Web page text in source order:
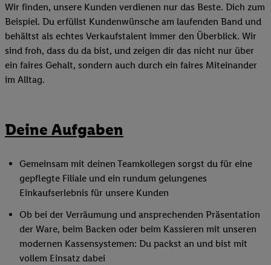
Wir finden, unsere Kunden verdienen nur das Beste. Dich zum
Beispiel. Du erfüllst Kundenwünsche am laufenden Band und
behältst als echtes Verkaufstalent immer den Überblick. Wir
sind froh, dass du da bist, und zeigen dir das nicht nur über
ein faires Gehalt, sondern auch durch ein faires Miteinander
im Alltag.
Deine Aufgaben
Gemeinsam mit deinen Teamkollegen sorgst du für eine
gepflegte Filiale und ein rundum gelungenes
Einkaufserlebnis für unsere Kunden
Ob bei der Verräumung und ansprechenden Präsentation
der Ware, beim Backen oder beim Kassieren mit unseren
modernen Kassensystemen: Du packst an und bist mit
vollem Einsatz dabei